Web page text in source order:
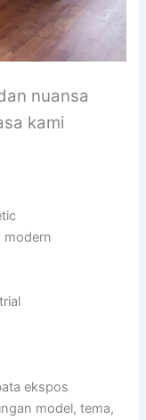
nuansa
kami
modern
ekspos
model, tema,